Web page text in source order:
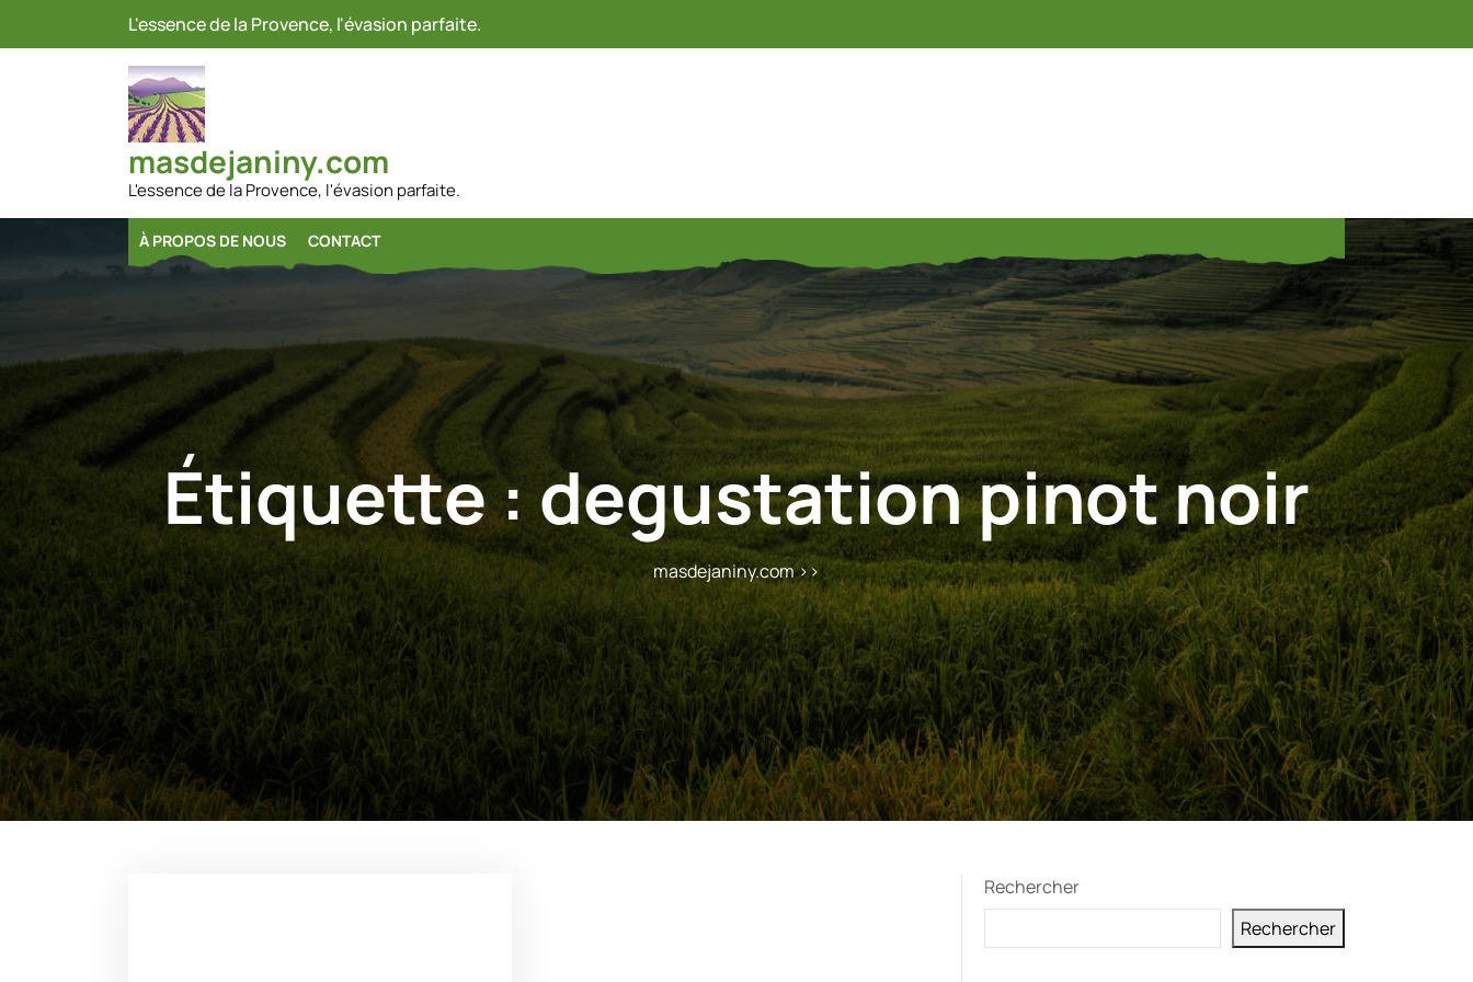
L'essence de la Provence, l'évasion parfaite.
masdejaniny.com
L'essence de la Provence, l'évasion parfaite.
À PROPOS DE NOUS CONTACT
Étiquette : degustation pinot noir
masdejaniny.com>>
Rechercher
Rechercher